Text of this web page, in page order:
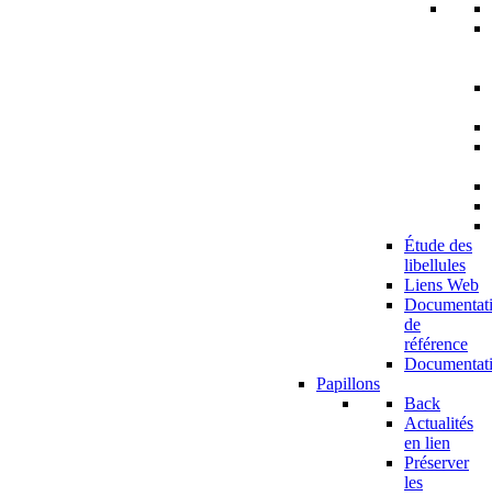
Étude des
libellules
Liens Web
de
référence
Papillons
Back
Actualités
en lien
Préserver
les